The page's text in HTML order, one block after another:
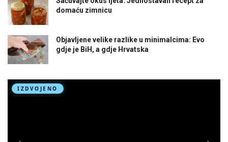
domaću zimnicu
Objavljene velike razlike u minimalcima: Evo
gdje je BiH, a gdje Hrvatska